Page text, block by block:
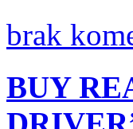
brak
BUY